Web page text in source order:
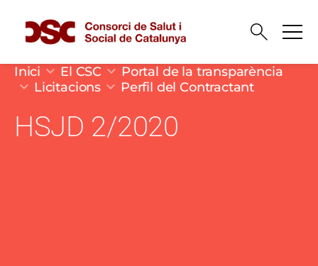
Fil d'ariadna
Inici El CSC
Portal de la transparència
Licitacions
Perfil del Contractant
HSJD 2/2020